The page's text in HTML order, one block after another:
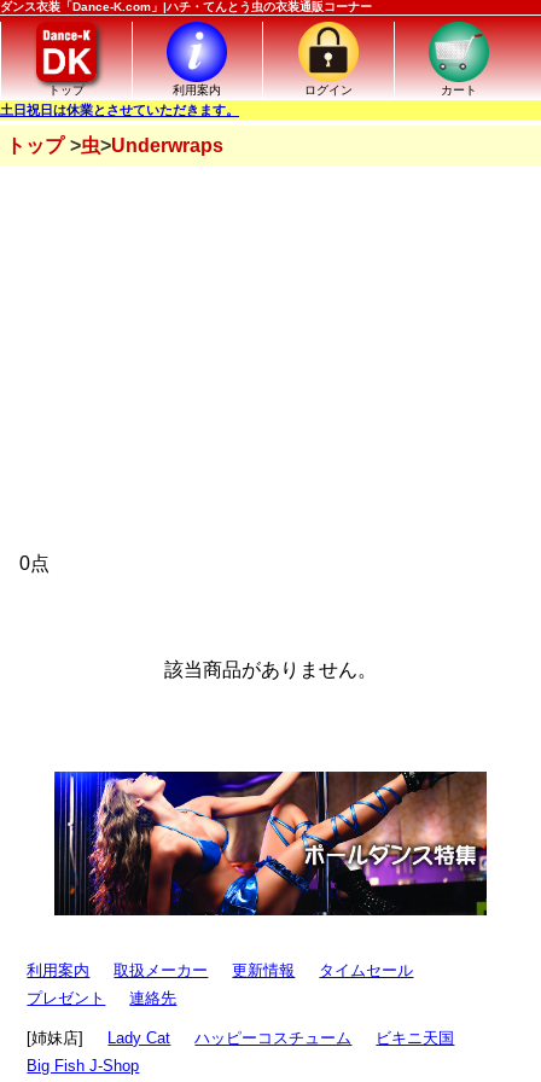
ダンス衣装「Dance-K.com」|ハチ・てんとう虫の衣装通販コーナー
トップ 利用案内 ログイン カート
土日祝日は休業とさせていただきます。
トップ 虫 Underwraps
0点
該当商品がありません。
利用案内 取扱メーカー 更新情報
タイムセール
プレゼント
連絡先
[姉妹店] Lady Cat ハッピーコスチューム
ビキニ天国
Big Fish J-Shop